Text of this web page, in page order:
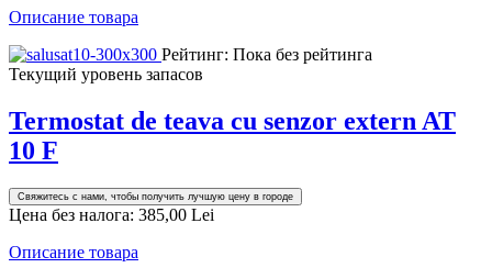
Описание товара
Рейтинг: Пока без рейтинга
Текущий уровень запасов
Termostat de teava cu senzor extern AT
10 F
Свяжитесь с нами, чтобы получить лучшую цену в городе
Цена без налога: 385,00 Lei
Описание товара